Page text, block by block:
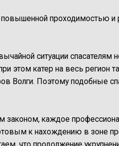
проходимостью
ситуации спасателям
этом катер на весь регион
Волги. Поэтому подобные
законом, каждое
к нахождению в зоне